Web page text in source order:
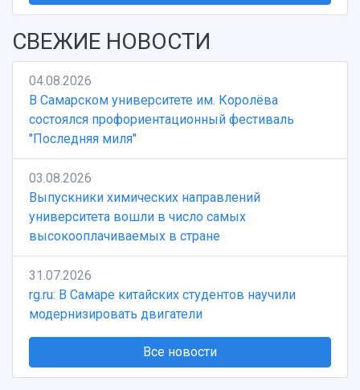
СВЕЖИЕ НОВОСТИ
04.08.2026
В Самарском университете им. Королёва
состоялся профориентационный фестиваль
"Последняя миля"
03.08.2026
Выпускники химических направлений
университета вошли в число самых
высокооплачиваемых в стране
31.07.2026
rg.ru: В Самаре китайских студентов научили
модернизировать двигатели
Все новости